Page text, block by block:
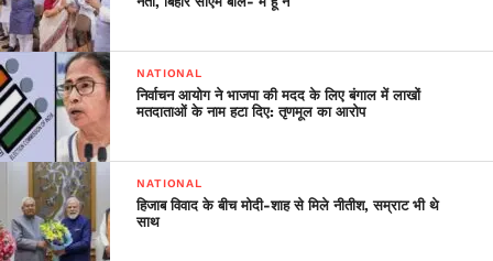
NATIONAL
निर्वाचन आयोग ने भाजपा की मदद के लिए बंगाल में लाखों
मतदाताओं के नाम हटा दिए: तृणमूल का आरोप
NATIONAL
हिजाब विवाद के बीच मोदी-शाह से मिले नीतीश, सम्राट भी थे
साथ